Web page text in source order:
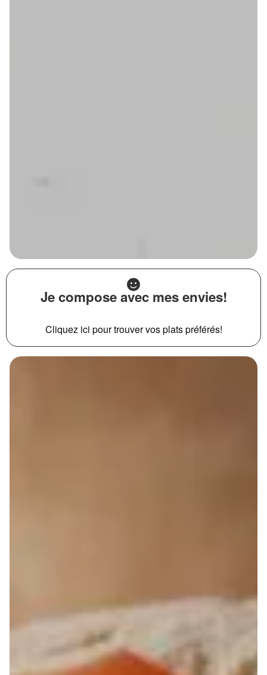
Je compose avec mes envies!
Cliquez ici pour trouver vos plats préférés!